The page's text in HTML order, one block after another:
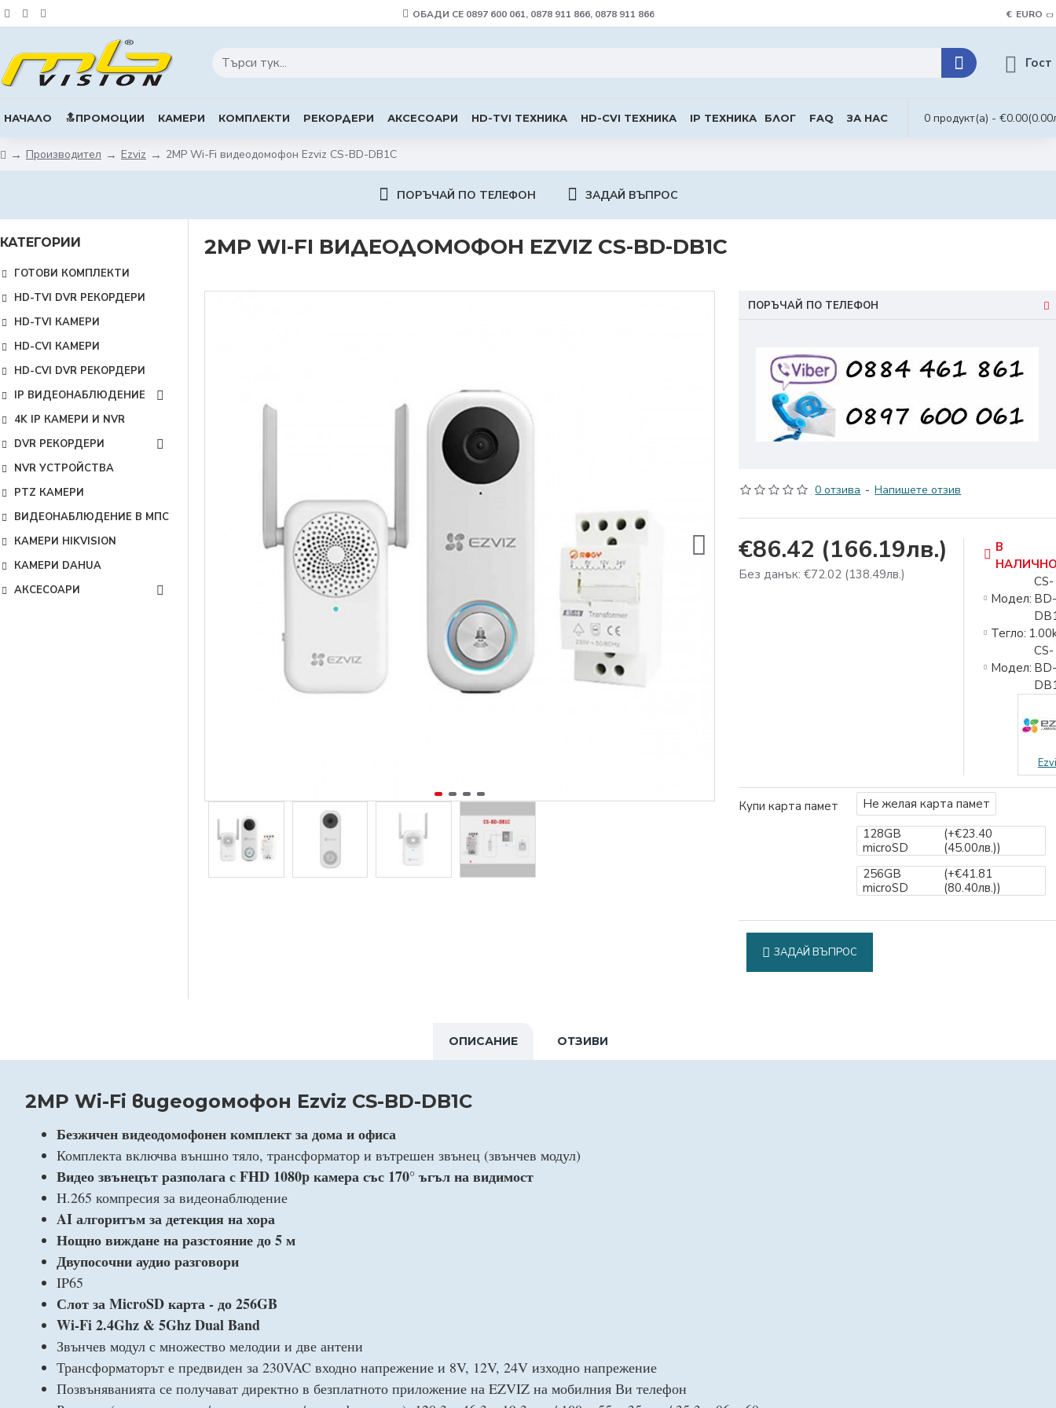
ОБАДИ СЕ 0897 600 061, 0878 911 866, 0878 911 866 € EURO
Гост
НАЧАЛО 🔝ПРОМОЦИИ КАМЕРИ КОМПЛЕКТИ РЕКОРДЕРИ АКСЕСОАРИ HD-TVI ТЕХНИКА HD-CVI ТЕХНИКА IP ТЕХНИКА БЛОГ FAQ ЗА НАС 0 продукт(а) - €0.00
Производител Ezviz 2MP Wi-Fi видеодомофон Ezviz CS-BD-DB1C
ПОРЪЧАЙ ПО ТЕЛЕФОН ЗАДАЙ ВЪПРОС
КАТЕГОРИИ
ГОТОВИ КОМПЛЕКТИ
HD-TVI DVR РЕКОРДЕРИ
HD-TVI КАМЕРИ
HD-CVI КАМЕРИ
HD-CVI DVR РЕКОРДЕРИ
IP ВИДЕОНАБЛЮДЕНИЕ
4K IP КАМЕРИ И NVR
DVR РЕКОРДЕРИ
NVR УСТРОЙСТВА
PTZ КАМЕРИ
ВИДЕОНАБЛЮДЕНИЕ В МПС
КАМЕРИ HIKVISION
КАМЕРИ DAHUA
АКСЕСОАРИ
2MP WI-FI ВИДЕОДОМОФОН EZVIZ CS-BD-DB1C
ПОРЪЧАЙ ПО ТЕЛЕФОН
0 отзива - Напишете отзив
€86.42 (166.19лв.)
Без данък: €72.02 (138.49лв.)
В
Модел:
CS-
Тегло:
Модел:
CS-
Купи карта памет
Не желая карта памет
128GB
microSD
(+€23.40
(45.00лв.))
256GB
microSD
(+€41.81
(80.40лв.))
ЗАДАЙ ВЪПРОС
ОПИСАНИЕ ОТЗИВИ
2MP Wi-Fi видеодомофон Ezviz CS-BD-DB1C
Безжичен видеодомофонен комплект за дома и офиса
Комплекта включва външно тяло, трансформатор и вътрешен звънец (звънчев модул)
Видео звънецът разполага с FHD 1080p камера със 170° ъгъл на видимост
H.265 компресия за видеонаблюдение
AI алгоритъм за детекция на хора
Нощно виждане на разстояние до 5 м
Двупосочни аудио разговори
IP65
Слот за MicroSD карта - до 256GB
Wi-Fi 2.4Ghz & 5Ghz Dual Band
Звънчев модул с множество мелодии и две антени
Трансформаторът е предвиден за 230VAC входно напрежение и 8V, 12V, 24V изходно напрежение
Позвъняванията се получават директно в безплатното приложение на EZVIZ на мобилния Ви телефон